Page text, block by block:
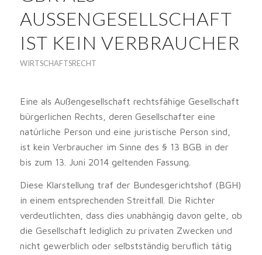
AUSSENGESELLSCHAFT I
ST KEIN VERBRAUCHER
WIRTSCHAFTSRECHT
Eine als Außengesellschaft rechtsfähige Gesellschaft
bürgerlichen Rechts, deren Gesellschafter eine
natürliche Person und eine juristische Person sind,
ist kein Verbraucher im Sinne des § 13 BGB in der
bis zum 13. Juni 2014 geltenden Fassung.
Diese Klarstellung traf der Bundesgerichtshof (BGH)
in einem entsprechenden Streitfall. Die Richter
verdeutlichten, dass dies unabhängig davon gelte, ob
die Gesellschaft lediglich zu privaten Zwecken und
nicht gewerblich oder selbstständig beruflich tätig